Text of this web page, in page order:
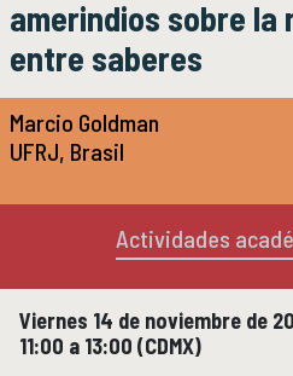
Investigación
INVESTIGACIÓN
Áreas de investigación e
Seminarios
Micrositios
Investigación posdoctoral
Actividades académicas
ACTIVIDADES
Actividades académicas por año
Formación
FORMACIÓN
amerindios sobre la
entre saberes
Marcio Goldman
UFRJ, Brasil
Actividades
Viernes 14 de noviembre de
11:00 a 13:00 (CDMX)